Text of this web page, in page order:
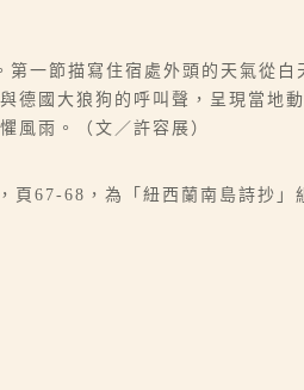
一節描寫住宿處外頭的天氣從
德國大狼狗的呼叫聲，呈現當地
風雨。（文／許容展）
67-68，為「紐西蘭南島詩抄」